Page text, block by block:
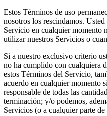
Estos Términos de uso
nosotros los rescindamos.
Servicio en cualquier momento
utilizar nuestros Servicios o
Si a nuestro exclusivo criterio
no ha cumplido con cualquiera
estos Términos del Servicio,
acuerdo en cualquier momento
responsable de todas las
terminación; y/o podemos,
Servicios (o a cualquier parte de